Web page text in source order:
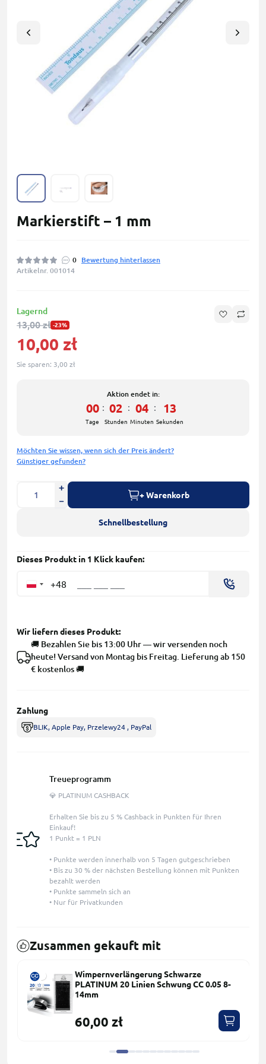
Markierstift – 1 mm
0
Bewertung hinterlassen
Artikelnr. 001014
Lagernd
13,00 zł -23%
10,00 zł
Sie sparen: 3,00 zł
Aktion endet in:
00
Tage
: 02
Stunden
: 04
Minuten
: 13
Sekunden
Möchten Sie wissen, wenn sich der Preis ändert?
Günstiger gefunden?
+ Warenkorb
Schnellbestellung
Dieses Produkt in 1 Klick kaufen:
+48
Wir liefern dieses Produkt:
🚚 Bezahlen Sie bis 13:00 Uhr — wir versenden noch
heute! Versand von Montag bis Freitag. Lieferung ab 150
€ kostenlos 🚚
Zahlung
BLIK, Apple Pay, Przelewy24 , PayPal
Treueprogramm
💎 PLATINUM CASHBACK
Erhalten Sie bis zu 5 % Cashback in Punkten für Ihren
Einkauf!
1 Punkt = 1 PLN
• Punkte werden innerhalb von 5 Tagen gutgeschrieben
• Bis zu 30 % der nächsten Bestellung können mit Punkten
bezahlt werden
• Punkte sammeln sich an
• Nur für Privatkunden
Zusammen gekauft mit
Wimpernverlängerung Schwarze
PLATINUM 20 Linien Schwung СС 0.05 8-
14mm
60,00 zł